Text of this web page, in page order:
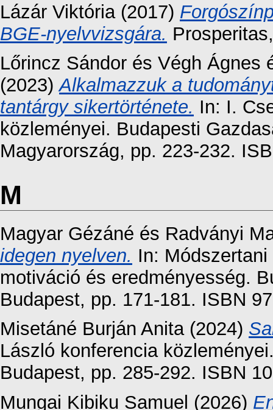
Lázár Viktória(2017)
BGE-nyelvvizsgára.
Lőrincz Sándor és Végh Ágnes
(2023)Alkalmazzuk a
tantárgy sikertörténete. In: I.
közleményei. Budapesti
Magyarország, pp. 223-232.
M
Magyar Gézáné és Radványi
idegen nyelven. In:
motiváció és eredményesség.
Budapest, pp. 171-181. ISBN
Misetáné Burján Anita(2024)
László konferencia
Budapest, pp. 285-292. ISBN
Mungai Kibiku Samuel (2026)